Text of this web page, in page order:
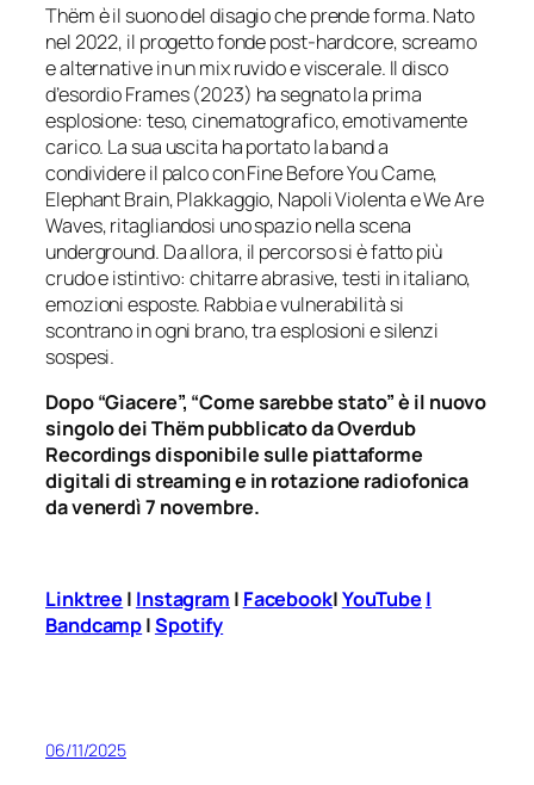
Thëm è il suono del disagio che prende forma. Nato
nel 2022, il progetto fonde post-hardcore, screamo
e alternative in un mix ruvido e viscerale. Il disco
d’esordio Frames (2023) ha segnato la prima
esplosione: teso, cinematografico, emotivamente
carico. La sua uscita ha portato la band a
condividere il palco con Fine Before You Came,
Elephant Brain, Plakkaggio, Napoli Violenta e We Are
Waves, ritagliandosi uno spazio nella scena
underground. Da allora, il percorso si è fatto più
crudo e istintivo: chitarre abrasive, testi in italiano,
emozioni esposte. Rabbia e vulnerabilità si
scontrano in ogni brano, tra esplosioni e silenzi
sospesi.
Dopo “Giacere”, “Come sarebbe stato” è il nuovo
singolo dei Thëm pubblicato da Overdub
Recordings disponibile sulle piattaforme
digitali di streaming e in rotazione radiofonica
da venerdì 7 novembre.
Linktree | Instagram | Facebook|YouTube |
Bandcamp|Spotify
06/11/2025